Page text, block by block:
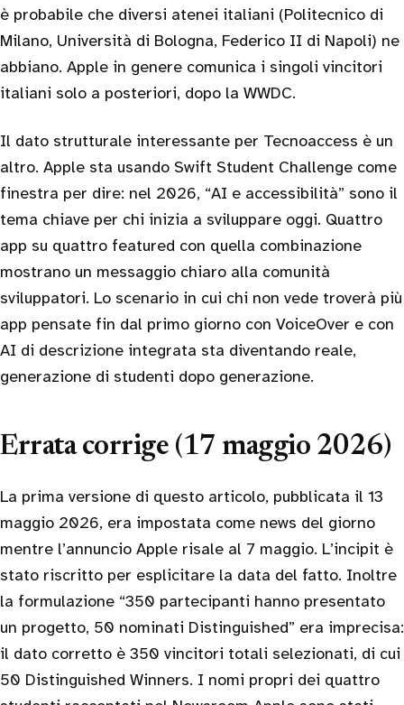
è probabile che diversi atenei italiani (Politecnico di
Milano, Università di Bologna, Federico II di Napoli) ne
abbiano. Apple in genere comunica i singoli vincitori
italiani solo a posteriori, dopo la WWDC.
Il dato strutturale interessante per Tecnoaccess è un
altro. Apple sta usando Swift Student Challenge come
finestra per dire: nel 2026, “AI e accessibilità” sono il
tema chiave per chi inizia a sviluppare oggi. Quattro
app su quattro featured con quella combinazione
mostrano un messaggio chiaro alla comunità
sviluppatori. Lo scenario in cui chi non vede troverà più
app pensate fin dal primo giorno con VoiceOver e con
AI di descrizione integrata sta diventando reale,
generazione di studenti dopo generazione.
Errata corrige (17 maggio 2026)
La prima versione di questo articolo, pubblicata il 13
maggio 2026, era impostata come news del giorno
mentre l’annuncio Apple risale al 7 maggio. L’incipit è
stato riscritto per esplicitare la data del fatto. Inoltre
la formulazione “350 partecipanti hanno presentato
un progetto, 50 nominati Distinguished” era imprecisa:
il dato corretto è 350 vincitori totali selezionati, di cui
50 Distinguished Winners. I nomi propri dei quattro